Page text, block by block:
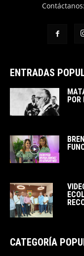
Contáctanos:
ENTRADAS
POR
CATEGORÍA